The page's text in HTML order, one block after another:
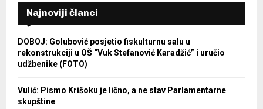
Najnoviji članci
DOBOJ: Golubović posjetio fiskulturnu salu u
rekonstrukciji u OŠ “Vuk Stefanović Karadžić” i uručio
udžbenike (FOTO)
Vulić: Pismo Krišoku je lično, a ne stav Parlamentarne
skupštine